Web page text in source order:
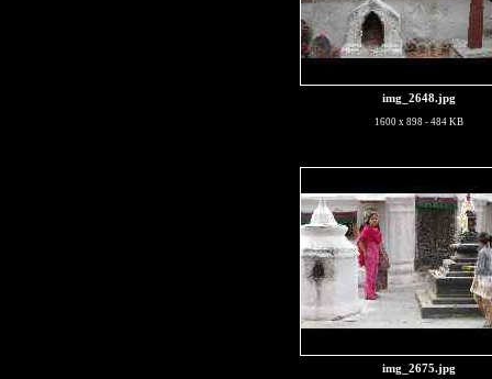
img_2648.jpg
1600 x 898 - 484 KB
img_2675.jpg